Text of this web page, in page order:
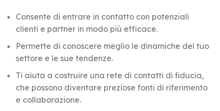
Consente di entrare in contatto con potenziali
clienti e partner in modo più efficace.
Permette di conoscere meglio le dinamiche del tuo
settore e le sue tendenze.
Ti aiuta a costruire una rete di contatti di fiducia,
che possono diventare preziose fonti di riferimento
e collaborazione.